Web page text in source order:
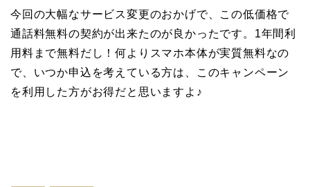
今回の大幅なサービス変更のおかげで、この低価格で
通話料無料の契約が出来たのが良かったです。1年間利
用料まで無料だし！何よりスマホ本体が実質無料なの
で、いつか申込を考えている方は、このキャンペーン
を利用した方がお得だと思いますよ♪